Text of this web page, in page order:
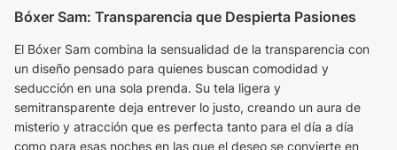
Bóxer Sam: Transparencia que Despierta Pasiones
El Bóxer Sam combina la sensualidad de la transparencia con
un diseño pensado para quienes buscan comodidad y
seducción en una sola prenda. Su tela ligera y
semitransparente deja entrever lo justo, creando un aura de
misterio y atracción que es perfecta tanto para el día a día
como para esas noches en las que el deseo se convierte en